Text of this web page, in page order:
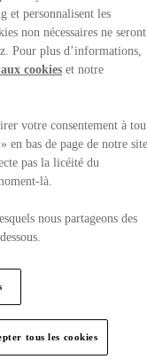
et personnalisent les
non nécessaires ne seront
Pour plus d’informations,
cookies et notre
votre consentement à
en bas de page de notre
pas la licéité du
là.
nous partageons des
tous les cookies